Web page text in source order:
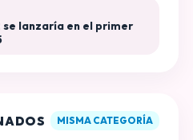
lanzaría en el primer
MISMA CATEGORÍA